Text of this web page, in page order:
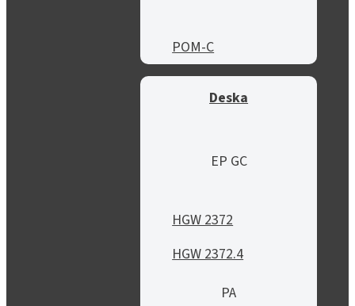
POM-C
Deska
EP GC
HGW 2372
HGW 2372.4
PA